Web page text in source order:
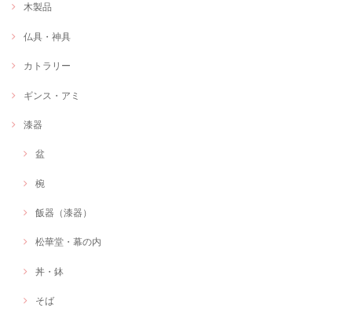
木製品
仏具・神具
カトラリー
ギンス・アミ
漆器
盆
椀
飯器（漆器）
松華堂・幕の内
丼・鉢
そば